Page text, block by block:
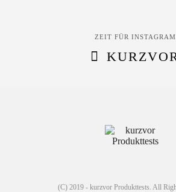
ZEIT FÜR INSTAGRAM
(C) 2019 - kurzvor Produkttests. All